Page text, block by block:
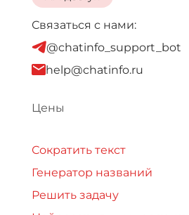
Связаться с нами:
@chatinfo_support_bot
help@chatinfo.ru
Цены
Сократить текст
Генератор названий
Решить задачу